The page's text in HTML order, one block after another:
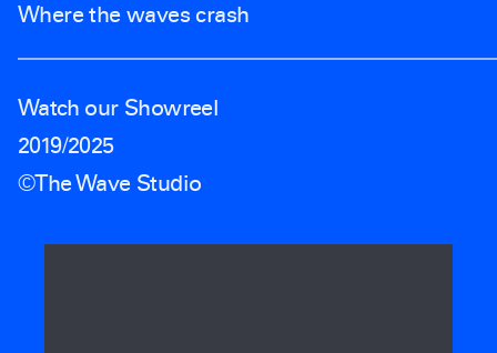
Where the waves crash
Watch our Showreel
2019/2025
©The Wave Studio